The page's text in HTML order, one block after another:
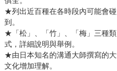
★列出近百種在各時段內可能會
到。
★「松」、「竹」、「梅」三種
式，詳細說明與舉例。
★由日本知名的溝通大師撰寫的
文化增加理解。